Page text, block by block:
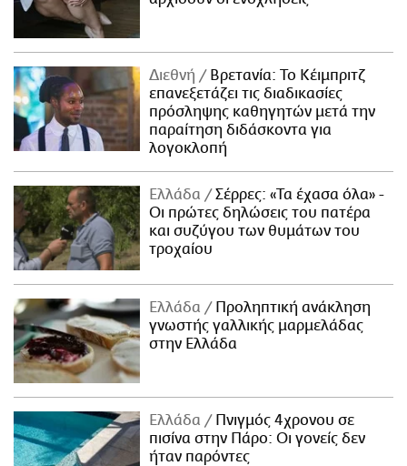
Διεθνή
Βρετανία: Το Κέιμπριτζ
επανεξετάζει τις διαδικασίες
πρόσληψης καθηγητών μετά την
παραίτηση διδάσκοντα για
λογοκλοπή
Ελλάδα
Σέρρες: «Τα έχασα όλα» -
Οι πρώτες δηλώσεις του πατέρα
και συζύγου των θυμάτων του
τροχαίου
Ελλάδα
Προληπτική ανάκληση
γνωστής γαλλικής μαρμελάδας
στην Ελλάδα
Ελλάδα
Πνιγμός 4χρονου σε
πισίνα στην Πάρο: Οι γονείς δεν
ήταν παρόντες